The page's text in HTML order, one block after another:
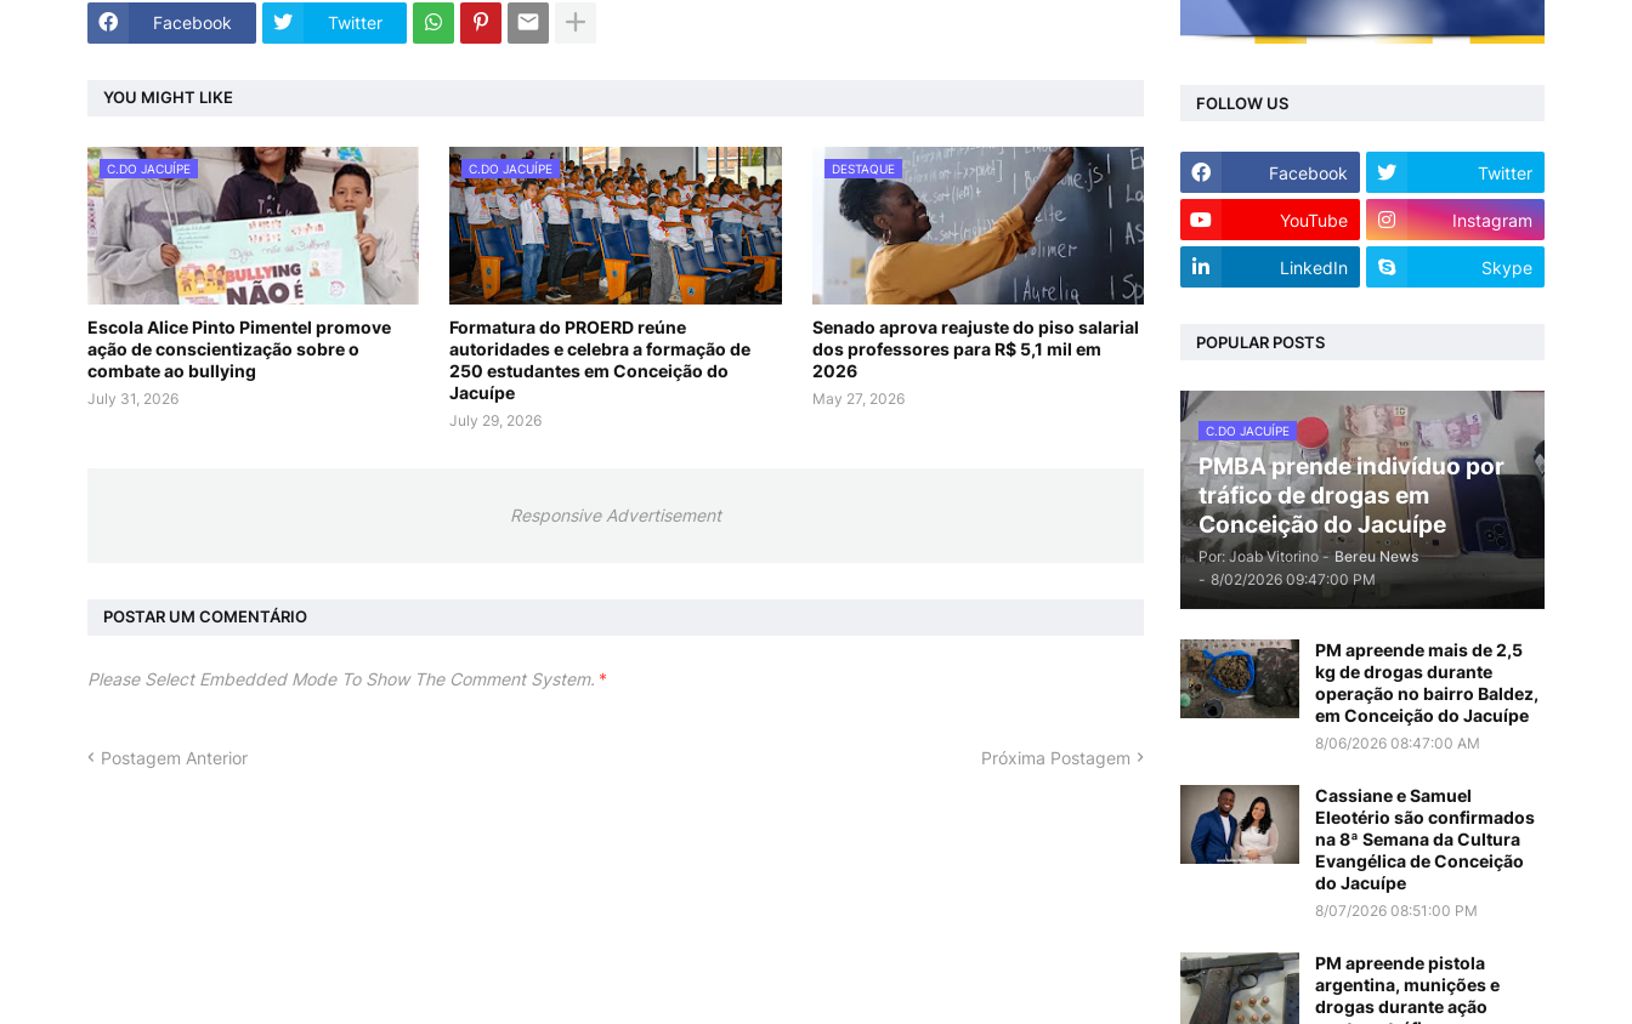
Facebook Twitter
YOU MIGHT LIKE
C.DO JACUÍPE
Escola Alice Pinto Pimentel promove
ação de conscientização sobre o
combate ao bullying
July 31, 2026
C.DO JACUÍPE
Formatura do PROERD reúne
autoridades e celebra a formação de
250 estudantes em Conceição do
Jacuípe
July 29, 2026
DESTAQUE
Senado aprova reajuste do piso salarial
dos professores para R$ 5,1 mil em
2026
May 27, 2026
Responsive Advertisement
POSTAR UM COMENTÁRIO
Please Select Embedded Mode To Show The Comment System. *
Postagem Anterior Próxima Postagem
FOLLOW US
Facebook Twitter
YouTube Instagram
LinkedIn Skype
POPULAR POSTS
C.DO JACUÍPE
PMBA prende indivíduo por
tráfico de drogas em
Conceição do Jacuípe
Por: Joab Vitorino - Bereu News
- 8/02/2026 09:47:00 PM
PM apreende mais de 2,5
kg de drogas durante
operação no bairro Baldez,
em Conceição do Jacuípe
8/06/2026 08:47:00 AM
Cassiane e Samuel
Eleotério são confirmados
na 8ª Semana da Cultura
Evangélica de Conceição
do Jacuípe
8/07/2026 08:51:00 PM
PM apreende pistola
argentina, munições e
drogas durante ação